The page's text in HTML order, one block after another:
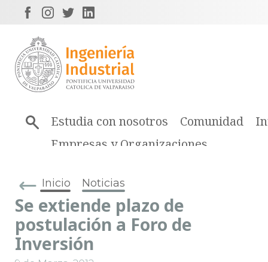
Estudia con nosotros Comunidad
Empresas y Organizaciones
Inicio Noticias
Se extiende plazo de
postulación a Foro de
Inversión